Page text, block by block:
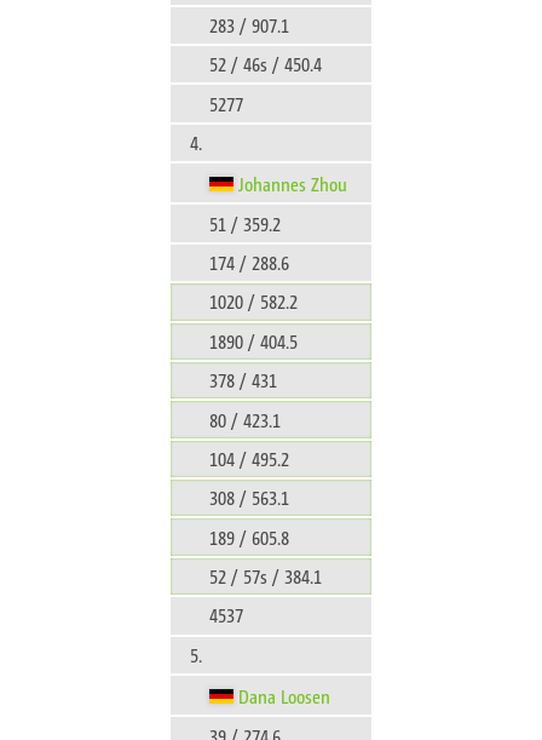
283 / 907.1
52 / 46s / 450.4
5277
4.
Johannes Zhou
51 / 359.2
174 / 288.6
1020 / 582.2
1890 / 404.5
378 / 431
80 / 423.1
104 / 495.2
308 / 563.1
189 / 605.8
52 / 57s / 384.1
4537
5.
Dana Loosen